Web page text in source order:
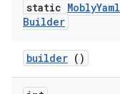
static MoblyYaml
Builder
builder ()